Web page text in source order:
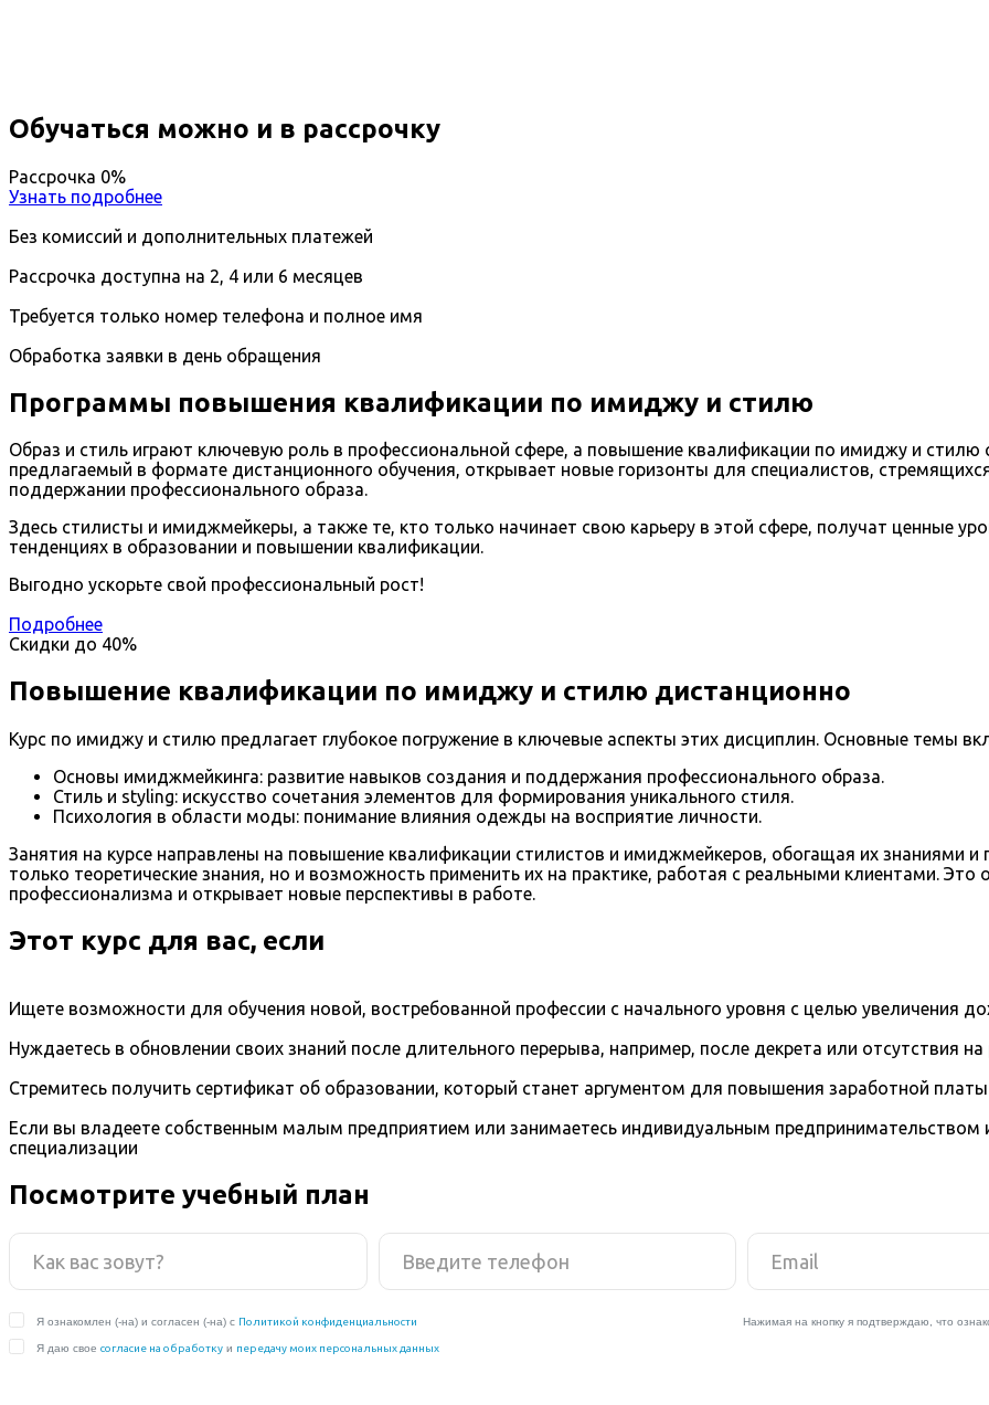
Обучаться можно и в рассрочку
Рассрочка 0%
Узнать подробнее
Без комиссий и дополнительных платежей
Рассрочка доступна на 2, 4 или 6 месяцев
Требуется только номер телефона и полное имя
Обработка заявки в день обращения
Программы повышения квалификации по имиджу и стилю
Образ и стиль играют ключевую роль в профессиональной сфере, а повышение квалификации по имиджу и стилю
предлагаемый в формате дистанционного обучения, открывает новые горизонты для специалистов,
поддержании профессионального образа.
Здесь стилисты и имиджмейкеры, а также те, кто только начинает свою карьеру в этой сфере, получат ценные
тенденциях в образовании и повышении квалификации.
Выгодно ускорьте свой профессиональный рост!
Подробнее
Скидки до 40%
Повышение квалификации по имиджу и стилю дистанционно
Курс по имиджу и стилю предлагает глубокое погружение в ключевые аспекты этих дисциплин. Основные темы
Основы имиджмейкинга: развитие навыков создания и поддержания профессионального образа.
Стиль и styling: искусство сочетания элементов для формирования уникального стиля.
Психология в области моды: понимание влияния одежды на восприятие личности.
Занятия на курсе направлены на повышение квалификации стилистов и имиджмейкеров, обогащая их знаниями и
только теоретические знания, но и возможность применить их на практике, работая с реальными клиентами.
профессионализма и открывает новые перспективы в работе.
Этот курс для вас, если
Ищете возможности для обучения новой, востребованной профессии с начального уровня с целью увеличения
Нуждаетесь в обновлении своих знаний после длительного перерыва, например, после декрета или отсутствия
Стремитесь получить сертификат об образовании, который станет аргументом для повышения заработной платы
Если вы владеете собственным малым предприятием или занимаетесь индивидуальным предпринимательством
специализации
Посмотрите учебный план